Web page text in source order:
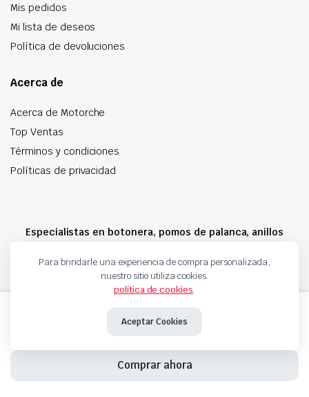
Añadir al carrito
Comprar ahora
Mis pedidos
Mi lista de deseos
Política de devoluciones
Acerca de
Acerca de Motorche
Top Ventas
Términos y condiciones
Políticas de privacidad
Especialistas en botonera, pomos de palanca, anillos
Copyright 2024 © Motorche Autoparts. Todos los derechos reservados
Para brindarle una experiencia de compra personalizada,
nuestro sitio utiliza cookies.
política de cookies.
Aceptar Cookies